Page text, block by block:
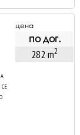
цена
по дог.
282 m2